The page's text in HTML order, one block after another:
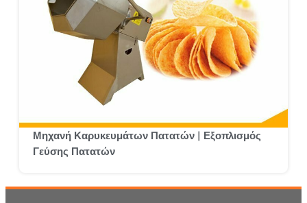
Μηχανή Καρυκευμάτων Πατατών | Εξοπλισμός
Γεύσης Πατατών